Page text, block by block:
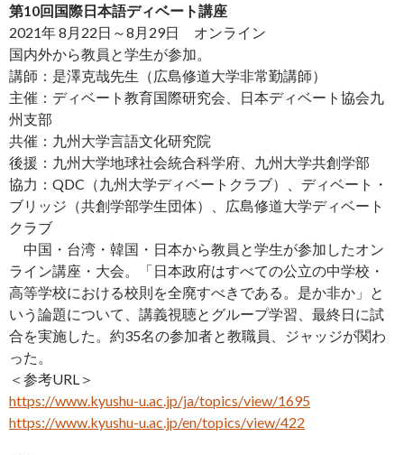
第10回国際日本語ディベート講座
2021年 8月22日～8月29日 オンライン
国内外から教員と学生が参加。
講師：是澤克哉先生（広島修道大学非常勤講師）
主催：ディベート教育国際研究会、日本ディベート協会九
州支部
共催：九州大学言語文化研究院
後援：九州大学地球社会統合科学府、九州大学共創学部
協力：QDC（九州大学ディベートクラブ）、ディベート・
ブリッジ（共創学部学生団体）、広島修道大学ディベート
クラブ
中国・台湾・韓国・日本から教員と学生が参加したオン
ライン講座・大会。「日本政府はすべての公立の中学校・
高等学校における校則を全廃すべきである。是か非か」と
いう論題について、講義視聴とグループ学習、最終日に試
合を実施した。約35名の参加者と教職員、ジャッジが関わ
った。
＜参考URL＞
https://www.kyushu-u.ac.jp/ja/topics/view/1695
https://www.kyushu-u.ac.jp/en/topics/view/422